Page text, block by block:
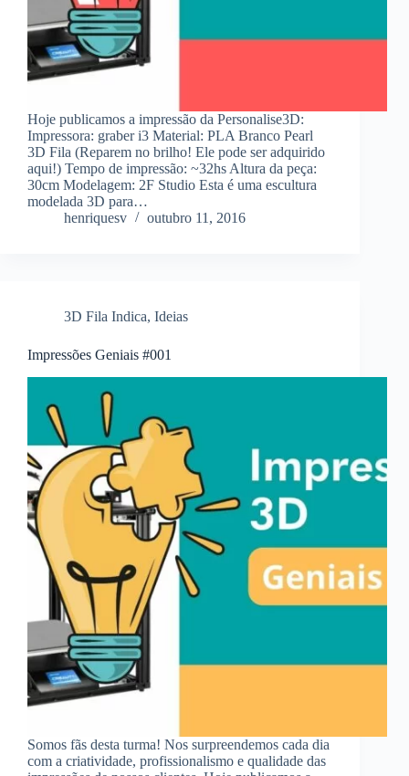
Hoje publicamos a impressão da Personalise3D:
Impressora: graber i3 Material: PLA Branco Pearl
3D Fila (Reparem no brilho! Ele pode ser adquirido
aqui!) Tempo de impressão: ~32hs Altura da peça:
30cm Modelagem: 2F Studio Esta é uma escultura
modelada 3D para…
henriquesv
outubro 11, 2016
3D Fila Indica, Ideias
Impressões Geniais #001
Somos fãs desta turma! Nos surpreendemos cada dia
com a criatividade, profissionalismo e qualidade das